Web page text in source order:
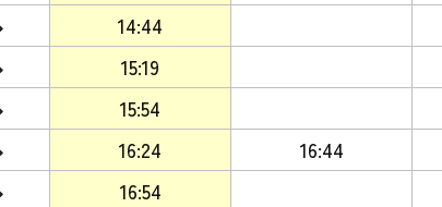
14:44
15:19
15:54
16:24 16:44
16:54